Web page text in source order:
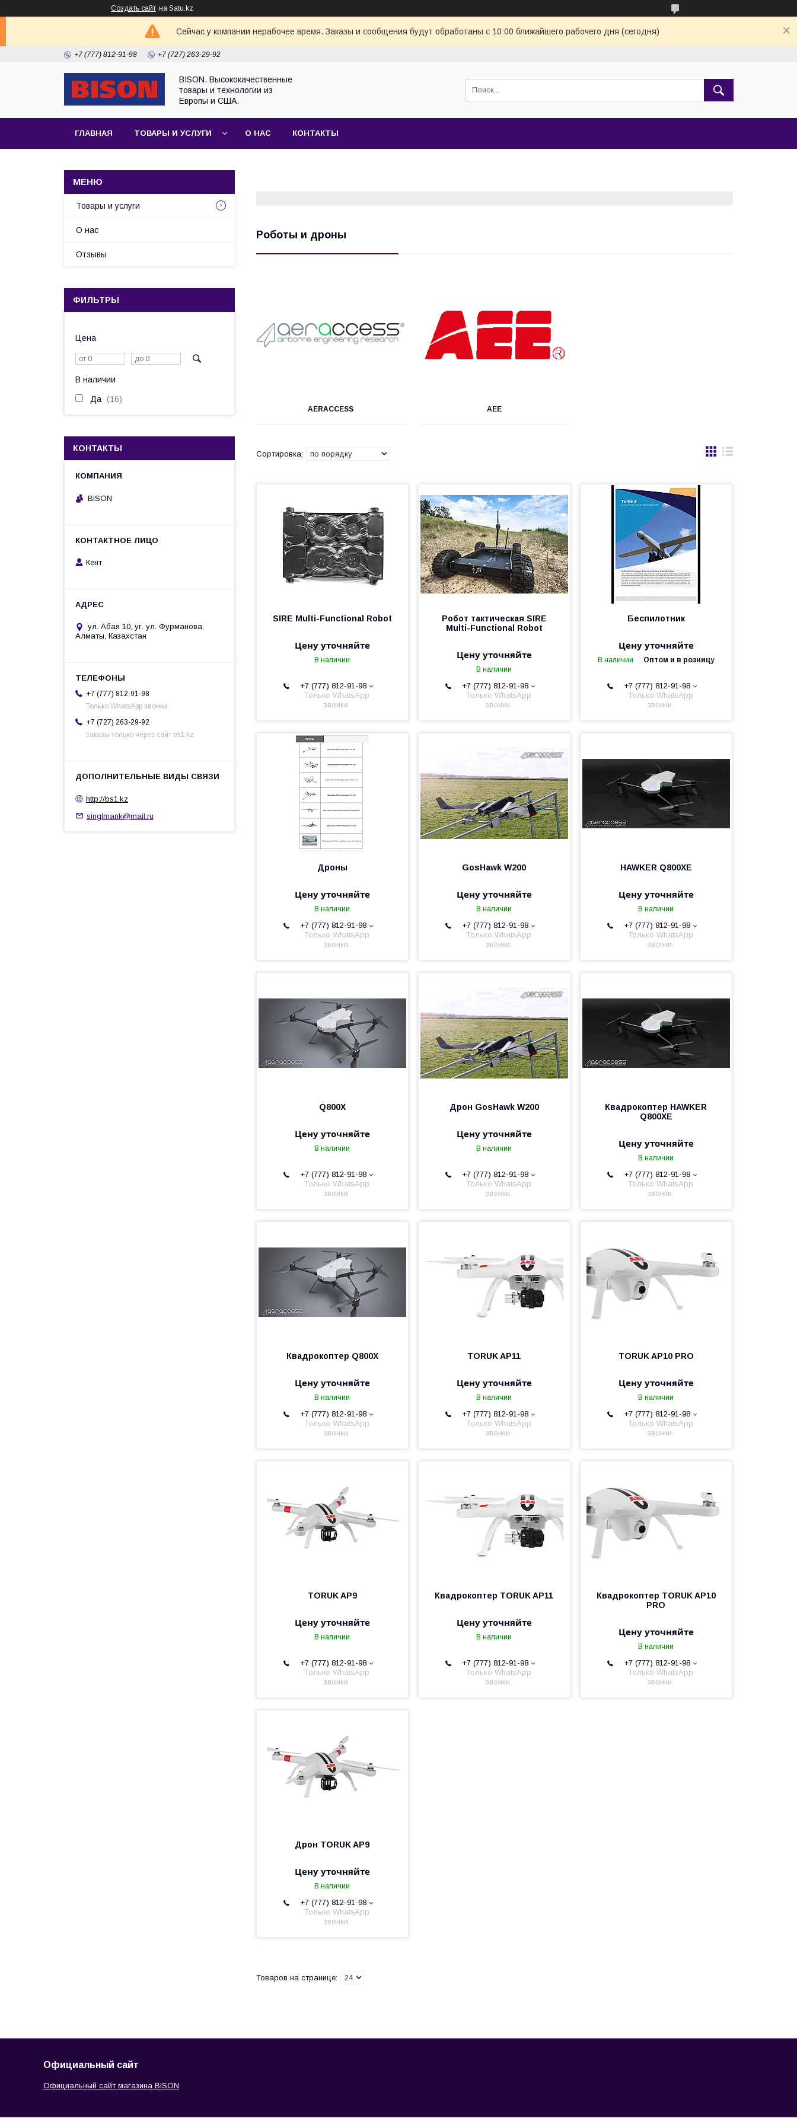
Создать сайт на Satu.kz
Сейчас у компании нерабочее время. Заказы и сообщения будут обработаны с 10:00 ближайшего рабочего дня (сегодня)
+7 (777) 812-91-98 +7 (727) 263-29-92
BISON. Высококачественные
товары и технологии из
Европы и США.
ГЛАВНАЯ ТОВАРЫ И УСЛУГИ О НАС КОНТАКТЫ
Роботы и дроны
AERACCESS AEE
SIRE Multi-Functional Robot
Цену уточняйте
В наличии
+7 (777) 812-91-98
Только WhatsApp
звонки.
Робот тактическая SIRE
Multi-Functional Robot
Цену уточняйте
В наличии
+7 (777) 812-91-98
Только WhatsApp
звонки.
Беспилотник
Цену уточняйте
В наличии Оптом и в розницу
+7 (777) 812-91-98
Только WhatsApp
звонки.
Дроны
Цену уточняйте
В наличии
+7 (777) 812-91-98
Только WhatsApp
звонки.
GosHawk W200
Цену уточняйте
В наличии
+7 (777) 812-91-98
Только WhatsApp
звонки.
HAWKER Q800XE
Цену уточняйте
В наличии
+7 (777) 812-91-98
Только WhatsApp
звонки.
Q800X
Цену уточняйте
В наличии
+7 (777) 812-91-98
Только WhatsApp
звонки.
Дрон GosHawk W200
Цену уточняйте
В наличии
+7 (777) 812-91-98
Только WhatsApp
звонки.
Квадрокоптер HAWKER
Q800XE
Цену уточняйте
В наличии
+7 (777) 812-91-98
Только WhatsApp
звонки.
Квадрокоптер Q800X
Цену уточняйте
В наличии
+7 (777) 812-91-98
Только WhatsApp
звонки.
TORUK AP11
Цену уточняйте
В наличии
+7 (777) 812-91-98
Только WhatsApp
звонки.
TORUK AP10 PRO
Цену уточняйте
В наличии
+7 (777) 812-91-98
Только WhatsApp
звонки.
TORUK AP9
Цену уточняйте
В наличии
+7 (777) 812-91-98
Только WhatsApp
звонки.
Квадрокоптер TORUK AP11
Цену уточняйте
В наличии
+7 (777) 812-91-98
Только WhatsApp
звонки.
Квадрокоптер TORUK AP10
PRO
Цену уточняйте
В наличии
+7 (777) 812-91-98
Только WhatsApp
звонки.
Дрон TORUK AP9
Цену уточняйте
В наличии
+7 (777) 812-91-98
Только WhatsApp
звонки.
Товары и услуги
О нас
Отзывы
ФИЛЬТРЫ
Цена
В наличии
Да 16
КОНТАКТЫ
BISON
Кент
ул. Абая 10, уг. ул. Фурманова,
Алматы, Казахстан
+7 (777) 812-91-98
Только WhatsApp звонки.
+7 (727) 263-29-92
заказы только через сайт bs1.kz
http://bs1.kz
singlmank@mail.ru
Официальный сайт
Официальный сайт магазина BISON